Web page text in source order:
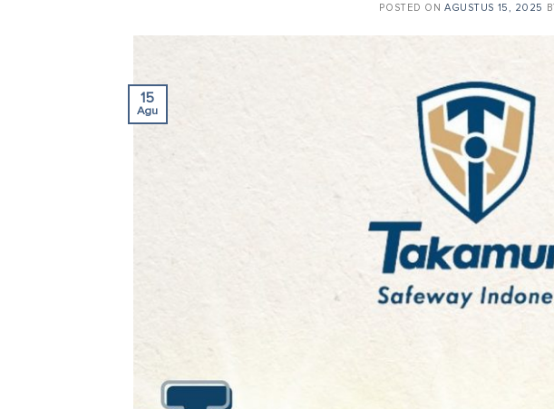
POSTED ONAGUSTUS 15, 2025
15
Agu